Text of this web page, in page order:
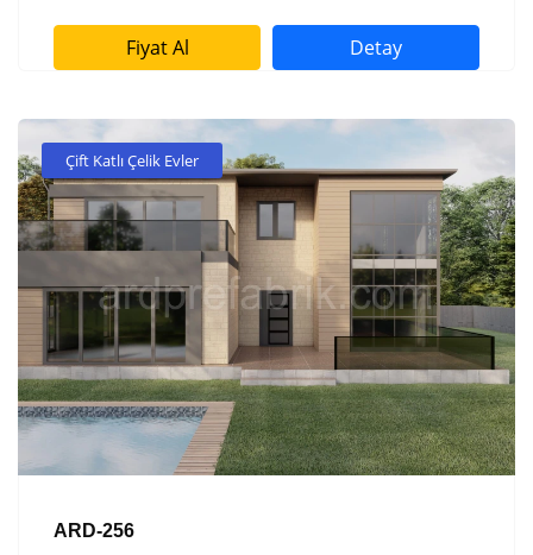
Fiyat Al Detay
Çift Katlı Çelik Evler
ARD-256